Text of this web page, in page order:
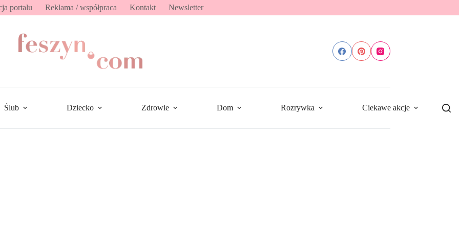
portalu Reklama / współpraca Kontakt Newsletter
Ślub Dziecko Zdrowie Dom Rozrywka Ciekawe akcje